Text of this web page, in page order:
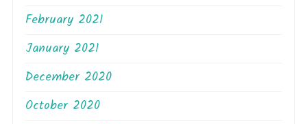
February 2021
January 2021
December 2020
October 2020